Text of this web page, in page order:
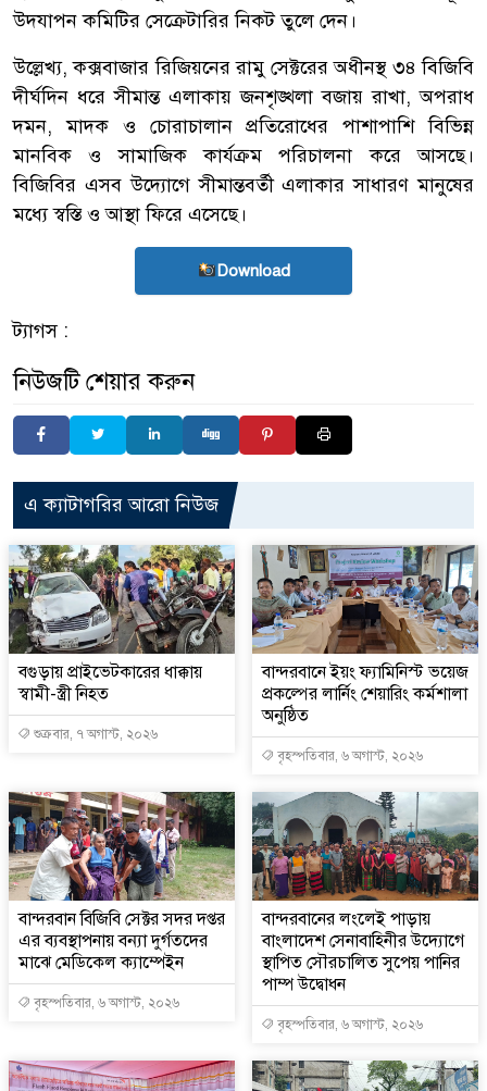
উদযাপন কমিটির সেক্রেটারির নিকট তুলে দেন।
উল্লেখ্য, কক্সবাজার রিজিয়নের রামু সেক্টরের অধীনস্থ ৩৪ বিজিবি
দীর্ঘদিন ধরে সীমান্ত এলাকায় জনশৃঙ্খলা বজায় রাখা, অপরাধ
দমন, মাদক ও চোরাচালান প্রতিরোধের পাশাপাশি বিভিন্ন
মানবিক ও সামাজিক কার্যক্রম পরিচালনা করে আসছে।
বিজিবির এসব উদ্যোগে সীমান্তবর্তী এলাকার সাধারণ মানুষের
মধ্যে স্বস্তি ও আস্থা ফিরে এসেছে।
Download
ট্যাগস :
নিউজটি শেয়ার করুন
এ ক্যাটাগরির আরো নিউজ
বগুড়ায় প্রাইভেটকারের ধাক্কায়
স্বামী-স্ত্রী নিহত
শুক্রবার, ৭ অগাস্ট, ২০২৬
বান্দরবানে ইয়ং ফ্যামিনিস্ট ভয়েজ
প্রকল্পের লার্নিং শেয়ারিং কর্মশালা
অনুষ্ঠিত
বৃহস্পতিবার, ৬ অগাস্ট, ২০২৬
বান্দরবান বিজিবি সেক্টর সদর দপ্তর
এর ব্যবস্থাপনায় বন্যা দুর্গতদের
মাঝে মেডিকেল ক্যাম্পেইন
বৃহস্পতিবার, ৬ অগাস্ট, ২০২৬
বান্দরবানের লংলেই পাড়ায়
বাংলাদেশ সেনাবাহিনীর উদ্যোগে
স্থাপিত সৌরচালিত সুপেয় পানির
পাম্প উদ্বোধন
বৃহস্পতিবার, ৬ অগাস্ট, ২০২৬